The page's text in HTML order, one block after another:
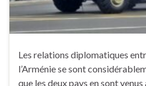
Les relations diplomatiques
l’Arménie se sont
que les deux pays en sont